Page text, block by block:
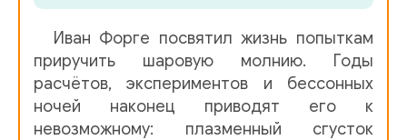
010
011
012
Иван Форге посвятил жизнь попыткам
приручить шаровую молнию. Годы
расчётов, экспериментов и бессонных
ночей наконец приводят его к
невозможному: плазменный сгусток